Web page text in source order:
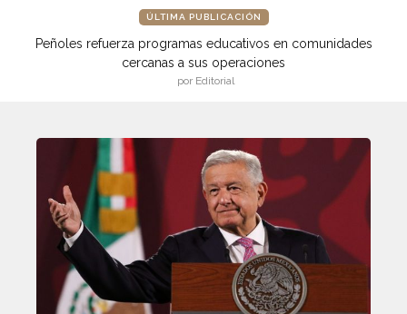
ÚLTIMA PUBLICACIÓN
Peñoles refuerza programas educativos en comunidades
cercanas a sus operaciones
por Editorial